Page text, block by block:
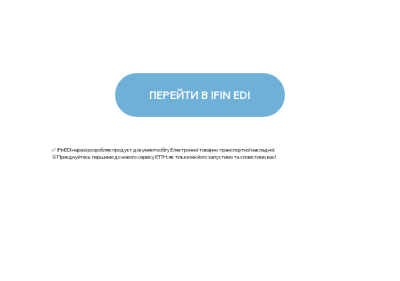
ПЕРЕЙТИ В IFIN EDI
✅ iFinEDI наразі розробляє продукт документообігу Електронної товарно-транспортної накладної.
💡Приєднуйтесь першими до нового сервісу ЕТТН: як тільки ми його запустимо та сповістимо вас!